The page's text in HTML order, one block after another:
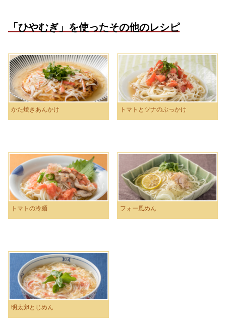
「ひやむぎ」を使ったその他のレシピ
かた焼きあんかけ トマトとツナのぶっかけ
トマトの冷麺 フォー風めん
明太卵とじめん